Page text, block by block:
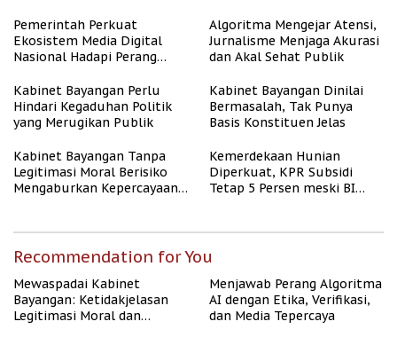
Berpenghasilan Rendah
Pemerintah Perkuat
Ekosistem Media Digital
Nasional Hadapi Perang
Algoritma Mengejar Atensi,
Jurnalisme Menjaga Akurasi
dan Akal Sehat Publik
Kabinet Bayangan Perlu
Hindari Kegaduhan Politik
yang Merugikan Publik
Kabinet Bayangan Dinilai
Bermasalah, Tak Punya
Basis Konstituen Jelas
Kabinet Bayangan Tanpa
Legitimasi Moral Berisiko
Mengaburkan Kepercayaan
Kemerdekaan Hunian
Diperkuat, KPR Subsidi
Tetap 5 Persen meski BI
Recommendation for You
Mewaspadai Kabinet
Bayangan: Ketidakjelasan
Legitimasi Moral dan
Menjawab Perang Algoritma
AI dengan Etika, Verifikasi,
dan Media Tepercaya